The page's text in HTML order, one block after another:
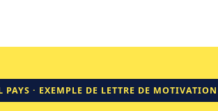
· EXEMPLE DE LETTRE DE